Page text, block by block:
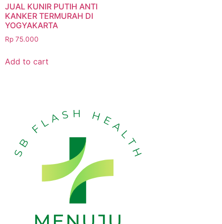
JUAL KUNIR PUTIH ANTI
KANKER TERMURAH DI
YOGYAKARTA
Rp 75.000
Add to cart